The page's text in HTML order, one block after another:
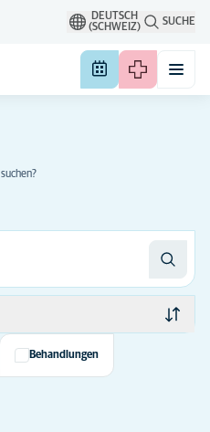
DEUTSCH
(SCHWEIZ)
SUCHE
Behandlungen